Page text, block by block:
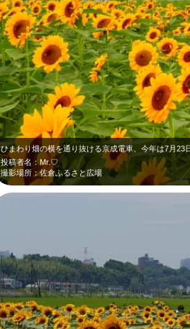
投稿者名：Mr.♡
撮影場所：佐倉ふるさと広場